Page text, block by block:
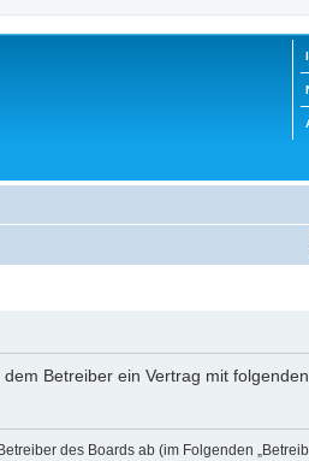
Betreiber ein Vertrag mit
des Boards ab (im Folgenden